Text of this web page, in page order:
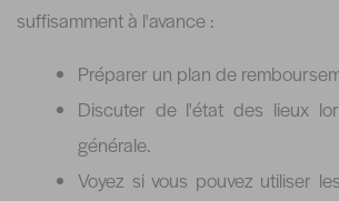
suffisamment à l'avance :
Préparer un plan de
Discuter de l'état des lieux
générale.
Voyez si vous pouvez utiliser